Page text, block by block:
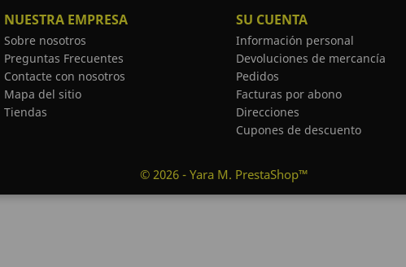
NUESTRA EMPRESA
Sobre nosotros
Preguntas Frecuentes
Contacte con nosotros
Mapa del sitio
Tiendas
SU CUENTA
Información personal
Devoluciones de mercancía
Pedidos
Facturas por abono
Direcciones
Cupones de descuento
© 2026 - Yara M. PrestaShop™